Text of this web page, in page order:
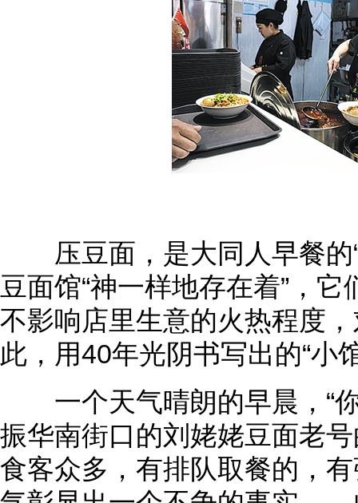
压豆面，是大同人早餐的“
豆面馆“神一样地存在着”，它
不影响店里生意的火热程度
此，用40年光阴书写出的“小
一个天气晴朗的早晨，“你
振华南街口的刘姥姥豆面老
食客众多，有排队取餐的，